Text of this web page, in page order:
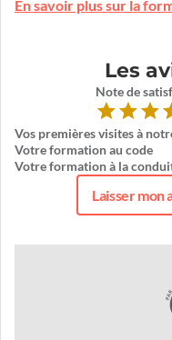
En savoir plus sur la
Les
Note de
Vos premières visites à
Votre formation au code
Votre formation à la
Laisser mon